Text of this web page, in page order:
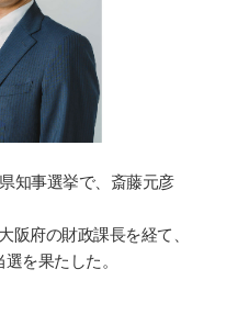
知事選挙で、 斎藤元彦
阪府の財政課長を経て、
選を果たした。